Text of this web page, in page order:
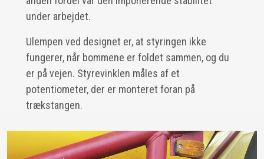
under arbejdet.
Ulempen ved designet er, at styringen ikke
fungerer, når bommene er foldet sammen, og du
er på vejen. Styrevinklen måles af et
potentiometer, der er monteret foran på
trækstangen.